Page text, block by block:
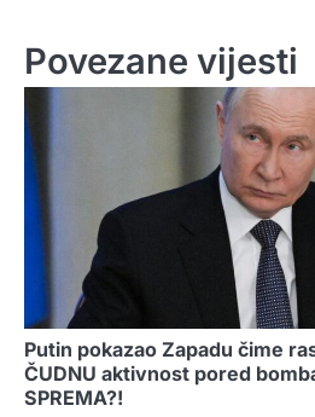
Povezane vijesti
Putin pokazao Zapadu čime
ČUDNU aktivnost pored
SPREMA?!